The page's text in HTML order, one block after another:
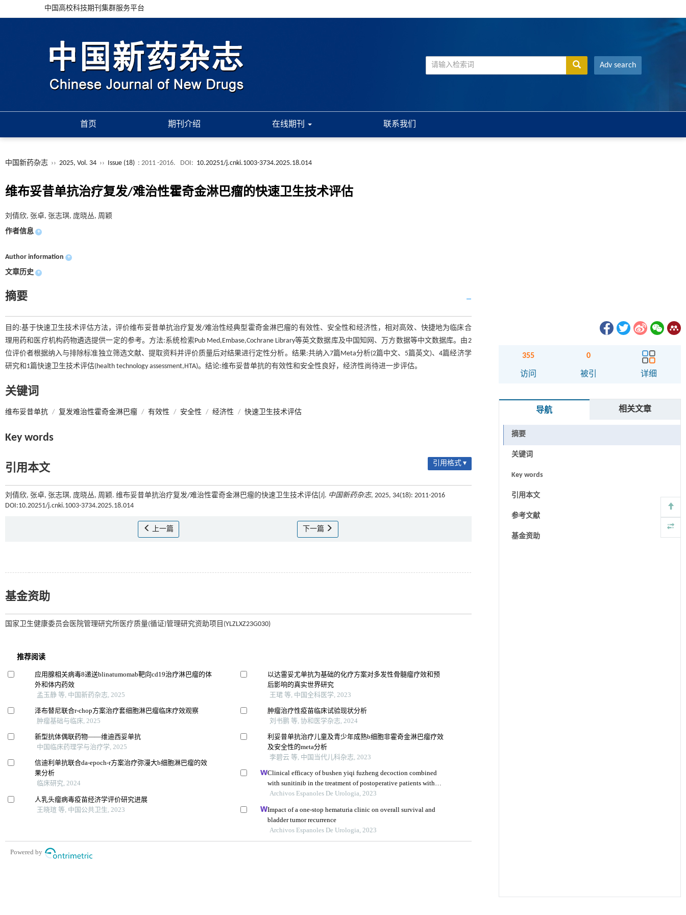
中国高校科技期刊集群服务平台
Adv search
首页 期刊介绍 在线期刊 联系我们
中国新药杂志 ›› 2025, Vol. 34 ›› Issue (18) : 2011 -2016. DOI: 10.20251/j.cnki.1003-3734.2025.18.014
维布妥昔单抗治疗复发/难治性霍奇金淋巴瘤的快速卫生技术评估
刘倩欣, 张卓, 张志琪, 庞晓丛, 周颖
作者信息 +
Author information +
文章历史 +
摘要
目的:基于快速卫生技术评估方法，评价维布妥昔单抗治疗复发/难治性经典型霍奇金淋巴瘤的有效性、安全性和经济性，相对高效、快捷地为临床合
理用药和医疗机构药物遴选提供一定的参考。方法:系统检索Pub Med,Embase,Cochrane Library等英文数据库及中国知网、万方数据等中文数据库。由2
位评价者根据纳入与排除标准独立筛选文献、提取资料并评价质量后对结果进行定性分析。结果:共纳入7篇Meta分析(2篇中文、5篇英文)、4篇经济学
研究和1篇快速卫生技术评估(health technology assessment,HTA)。结论:维布妥昔单抗的有效性和安全性良好，经济性尚待进一步评估。
关键词
维布妥昔单抗 / 复发难治性霍奇金淋巴瘤 / 有效性 / 安全性 / 经济性 / 快速卫生技术评估
Key words
引用本文 引用格式 ▾
刘倩欣, 张卓, 张志琪, 庞晓丛, 周颖. 维布妥昔单抗治疗复发/难治性霍奇金淋巴瘤的快速卫生技术评估[J]. 中国新药杂志, 2025, 34(18): 2011-2016
DOI:10.20251/j.cnki.1003-3734.2025.18.014
上一篇 下一篇
基金资助
国家卫生健康委员会医院管理研究所医疗质量(循证)管理研究资助项目(YLZLXZ23G030)
355
访问
0
被引 详细
导航 相关文章
摘要
关键词
Key words
引用本文
参考文献
基金资助